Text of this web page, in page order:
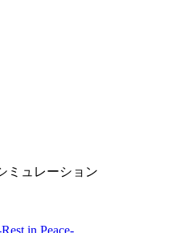
ミュレーション